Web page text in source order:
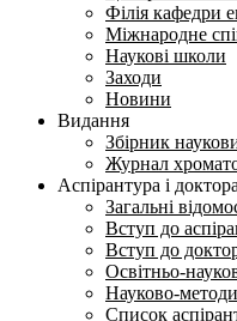
Філія кафедри
Міжнародне
Наукові школи
Заходи
Новини
Видання
Збірник
Журнал
Аспірантура і
Загальні
Вступ до
Вступ до
Освітньо-
Науково-
Список